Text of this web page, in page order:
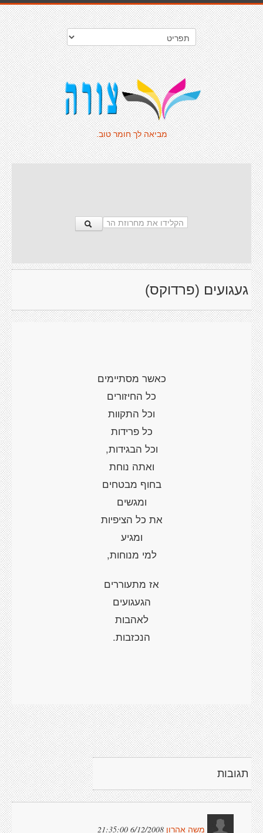
מביאה לך חומר טוב.
געגועים (פרדוקס)
כאשר מסתיימים
כל החיזורים
וכל התקוות
כל פרידות
וכל הבגידות,
ואתה נוחת
בחוף מבטחים
ומגשים
את כל הציפיות
ומגיע
למי מנוחות,
אז מתעוררים
הגעגועים
לאהבות
הנכזבות.
תגובות
משה אהרון 6/12/2008 21:35:00